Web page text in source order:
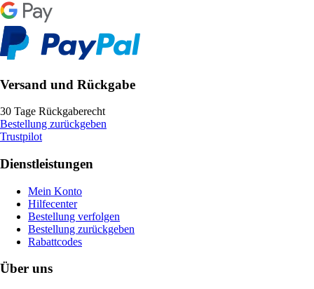
Versand und Rückgabe
30 Tage Rückgaberecht
Bestellung zurückgeben
Trustpilot
Dienstleistungen
Mein Konto
Hilfecenter
Bestellung verfolgen
Bestellung zurückgeben
Rabattcodes
Über uns